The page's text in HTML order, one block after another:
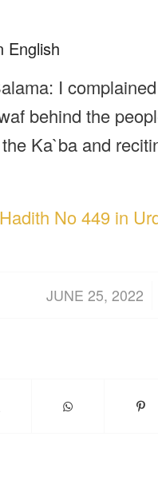
English
I
behind the
Ka`ba and
No 449 in
JUNE 25, 2022
/